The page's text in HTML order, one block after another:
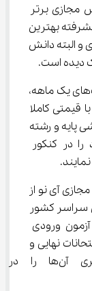
مجازی برتر
بهترین
و البته دانش
دانش آموزان عزیز می‌توانند با خرید اشتراک‌های یک ماهه،
قیمتی کاملا
پایه و رشته
در کنکور
مدرسه مجازی آی نو از
سراسر کشور
برای آزمون ورودی
برای امتحانات نهایی و
پکیج‌های آمادگی برای کنکور